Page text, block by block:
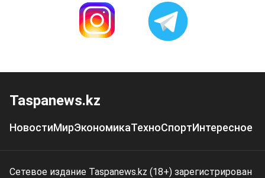
Taspanews.kz
НовостиМирЭкономикаТехноСпортИнтересное
Сетевое издание Taspanews.kz (18+) зарегистрирован